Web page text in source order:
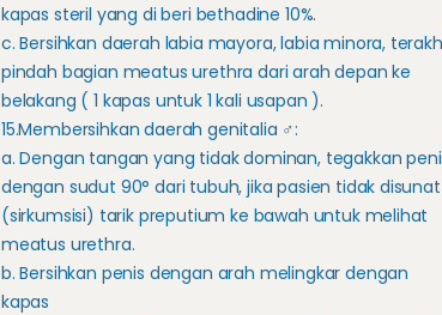
kapas steril yang di beri bethadine 10%.
c. Bersihkan daerah labia mayora, labia minora,
pindah bagian meatus urethra dari arah depan ke
belakang ( 1 kapas untuk 1 kali usapan ).
15.Membersihkan daerah genitalia ♂:
a. Dengan tangan yang tidak dominan, tegakkan
dengan sudut 90° dari tubuh, jika pasien tidak disunat
(sirkumsisi) tarik preputium ke bawah untuk melihat
meatus urethra.
b. Bersihkan penis dengan arah melingkar dengan
kapas